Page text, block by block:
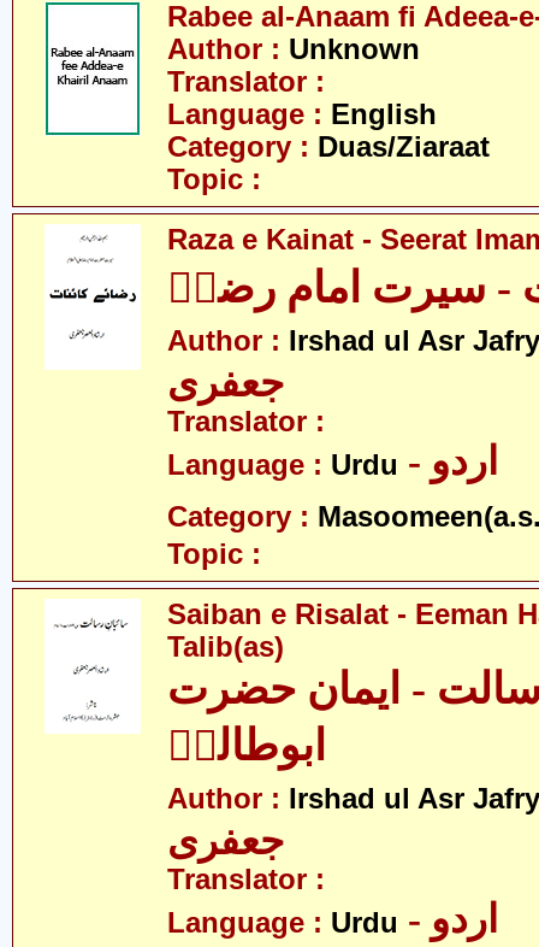
Rabee al-Anaam fi Adeea-
Author : Unknown
Translator :
Language : English
Category : Duas/Ziaraat
Topic :
Raza e Kainat - Seerat
- سیرت امام رضاؑ
Author : Irshad ul Asr Jafry
جعفری
Translator :
Language : Urdu - اردو
Category :
Topic :
Saiban e Risalat - Eeman
Talib(as)
- ایمان حضرت
ابوطالبؑ
Author : Irshad ul Asr Jafry
جعفری
Translator :
Language : Urdu - اردو